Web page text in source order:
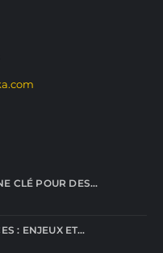
CLÉ POUR DES…
: ENJEUX ET…